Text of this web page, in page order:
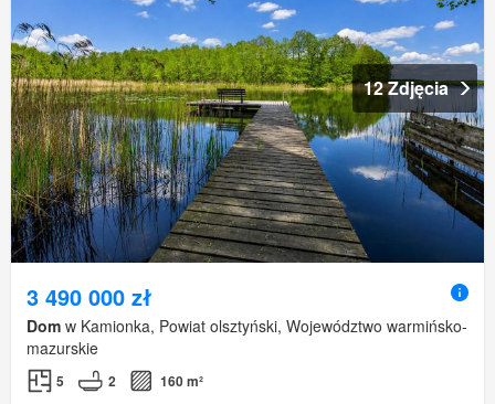
12 Zdjęcia
3 490 000 zł
Dom w Kamionka, Powiat olsztyński, Województwo warmińsko-
mazurskie
5 2
160 m²